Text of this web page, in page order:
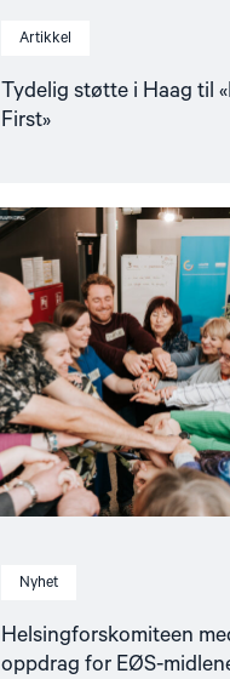
Artikkel
Tydelig støtte i Haag til
First»
Nyhet
Helsingforskomiteen
oppdrag for EØS-
Read
article
med
nytt
oppdrag
for
EØS-
midlene
–
Styrker
europeisk
demokrati"